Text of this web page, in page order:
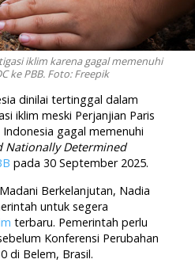
iklim karena gagal memenuhi
ke PBB. Foto: Freepik
dinilai tertinggal dalam
iklim meski Perjanjian Paris
gagal memenuhi
Nationally Determined
pada 30 September 2025.
Berkelanjutan, Nadia
untuk segera
terbaru. Pemerintah perlu
Konferensi Perubahan
di Belem, Brasil.